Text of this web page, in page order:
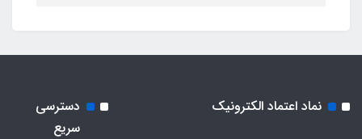
نماد اعتماد الکترونیک
دسترسی
سریع